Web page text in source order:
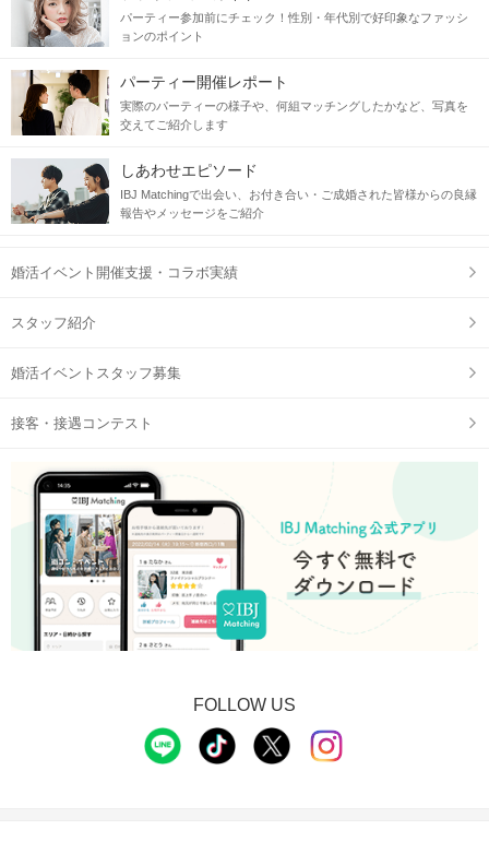
パーティー参加前にチェック！性別・年代別で好印象なファッシ
ョンのポイント
パーティー開催レポート
実際のパーティーの様子や、何組マッチングしたかなど、写真を
交えてご紹介します
しあわせエピソード
IBJ Matchingで出会い、お付き合い・ご成婚された皆様からの良縁
報告やメッセージをご紹介
婚活イベント開催支援・コラボ実績
スタッフ紹介
婚活イベントスタッフ募集
接客・接遇コンテスト
FOLLOW US